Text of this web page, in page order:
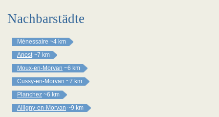
Nachbarstädte
Ménessaire ~4 km
Anost ~7 km
Moux-en-Morvan ~6 km
Cussy-en-Morvan ~7 km
Planchez ~6 km
Alligny-en-Morvan ~9 km